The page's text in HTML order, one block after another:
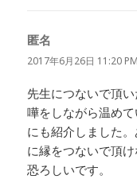
匿名
り:
2017年6月26日 11:20 PM
先生につないで頂
嘩をしながら温め
にも紹介しました
に縁をつないで頂
恐ろしいです。